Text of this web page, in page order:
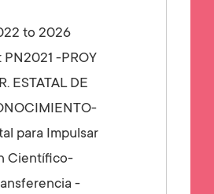
to 2026
PN2021 -PROY
ESTATAL DE
para Impulsar
Científico-
-